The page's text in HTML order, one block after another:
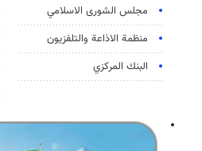
مجلس الشورى الاسلامي
منظمة الاذاعة والتلفزیون
البنك المركزي